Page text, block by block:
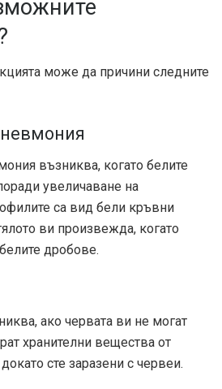
може да причини следните
възниква, когато белите
увеличаване на
са вид бели кръвни
ви произвежда, когато
дробове.
ако червата ви не могат
хранителни вещества от
сте заразени с червеи.